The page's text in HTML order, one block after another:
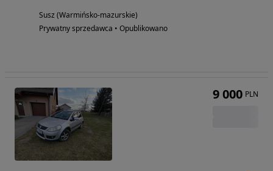
Susz (Warmińsko-mazurskie)
Prywatny sprzedawca • Opublikowano
9 000 PLN